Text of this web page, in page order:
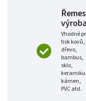
výroba
Vhodné
tisk kovů,
dřevo,
bambus,
sklo,
kámen,
PVC atd.